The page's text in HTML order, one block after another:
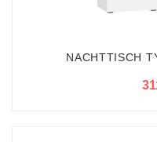
NACHTTISCH